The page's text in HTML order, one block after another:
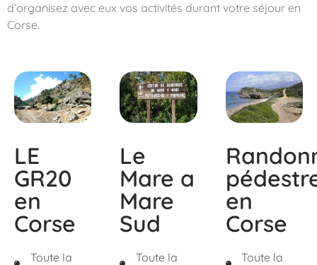
d’organisez avec eux vos activités durant votre séjour en
Corse.
LE
GR20
en
Corse
Toute la
Le
Mare a
Mare
Sud
Toute la
en
Corse
Toute la